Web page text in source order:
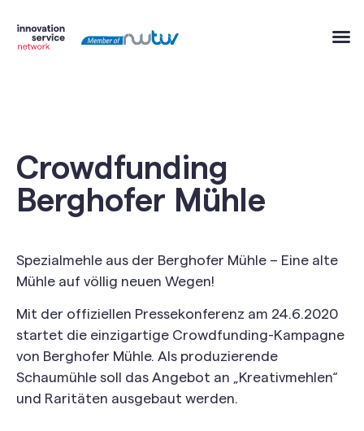
Crowdfunding
Berghofer Mühle
Spezialmehle aus der Berghofer Mühle – Eine alte
Mühle auf völlig neuen Wegen!
Mit der offiziellen Pressekonferenz am 24.6.2020
startet die einzigartige Crowdfunding-Kampagne
von Berghofer Mühle. Als produzierende
Schaumühle soll das Angebot an „Kreativmehlen“
und Raritäten ausgebaut werden.